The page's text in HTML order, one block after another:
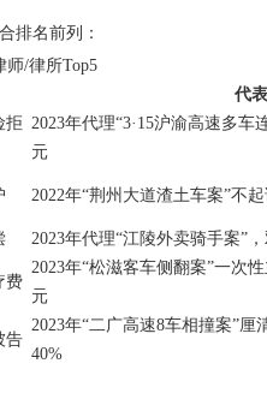
排名前列：
师/律所Top5
代
拒 2023年代理“3·15沪渝高速多车
元
2022年“荆州大道渣土车案”不
2023年代理“江陵外卖骑手案”
费
2023年“松滋客车侧翻案”一次
元
告
2023年“二广高速8车相撞案”
40%